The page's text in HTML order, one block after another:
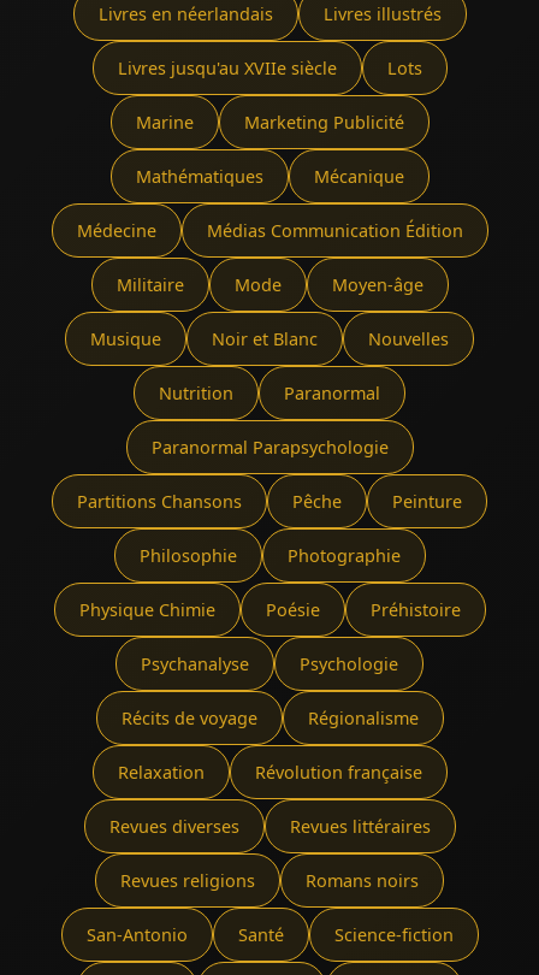
Livres en néerlandais Livres illustrés
Livres jusqu'au XVIIe siècle Lots
Marine Marketing Publicité
Mathématiques Mécanique
Médecine Médias Communication Édition
Militaire Mode Moyen-âge
Musique Noir et Blanc Nouvelles
Nutrition Paranormal
Paranormal Parapsychologie
Partitions Chansons Pêche Peinture
Philosophie Photographie
Physique Chimie Poésie Préhistoire
Psychanalyse Psychologie
Récits de voyage Régionalisme
Relaxation Révolution française
Revues diverses Revues littéraires
Revues religions Romans noirs
San-Antonio Santé Science-fiction